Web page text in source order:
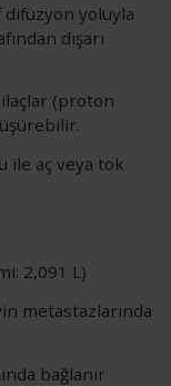
difüzyon yoluyla
dışarı
ilaçlar (proton
ile aç veya tok
2,091 L)
metastazlarında
bağlanır